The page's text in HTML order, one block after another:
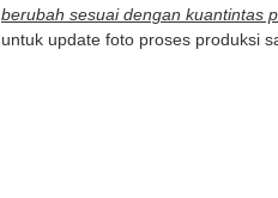
berubah sesuai dengan kuantintas
untuk update foto proses produksi